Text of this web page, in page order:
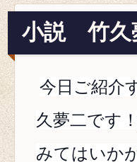
小説 竹久
今日ご紹介
久夢二です
みてはいか